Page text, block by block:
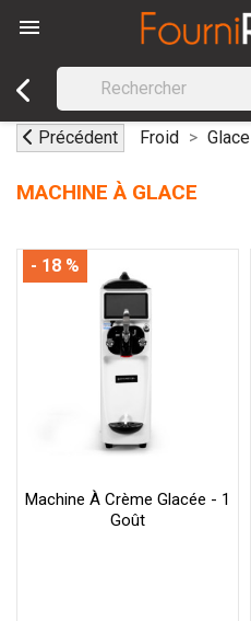

Précédent Froid Glace
MACHINE À GLACE
Machine À Crème Glacée - 1
Goût
- 18 %